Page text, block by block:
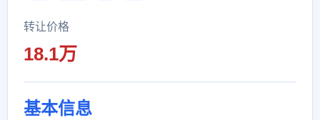
转让价格
18.1万
基本信息